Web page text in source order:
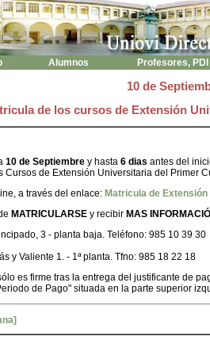
Alumnos Profesores, PDI
10 de
de los cursos de Extensión
10 de Septiembre y hasta6 dias antes del
Cursos de Extensión Universitaria del Primer
a través del enlace: Matricula de
MATRICULARSE y recibir MAS
3 - planta baja. Teléfono: 985 10 39 30
y Valiente 1. - 1ª planta. Tfno: 985 18 22 18
es firme tras la entrega del justificante de
de Pago" situada en la parte superior